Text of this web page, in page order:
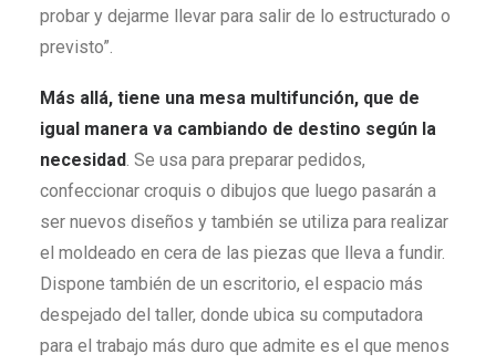
probar y dejarme llevar para salir de lo estructurado o
previsto”.
Más allá, tiene una mesa multifunción, que de
igual manera va cambiando de destino según la
necesidad. Se usa para preparar pedidos,
confeccionar croquis o dibujos que luego pasarán a
ser nuevos diseños y también se utiliza para realizar
el moldeado en cera de las piezas que lleva a fundir.
Dispone también de un escritorio, el espacio más
despejado del taller, donde ubica su computadora
para el trabajo más duro que admite es el que menos